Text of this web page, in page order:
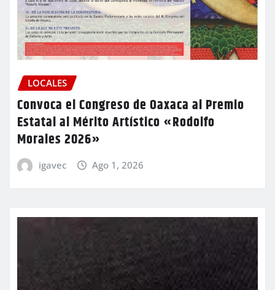
LOCALES
Convoca el Congreso de Oaxaca al Premio
Estatal al Mérito Artístico «Rodolfo
Morales 2026»
igavec Ago 1, 2026